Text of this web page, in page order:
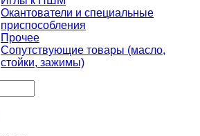
Окантователи и специальные
приспособления
Прочее
Сопутствующие товары (масло,
стойки, зажимы)